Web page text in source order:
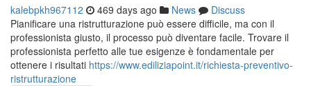
kalebpkh967112 469 days ago News
Discuss
Pianificare una ristrutturazione può essere difficile, ma con il
professionista giusto, il processo può diventare facile. Trovare il
professionista perfetto alle tue esigenze è fondamentale per
ottenere i risultati https://www.ediliziapoint.it/richiesta-preventivo-
ristrutturazione